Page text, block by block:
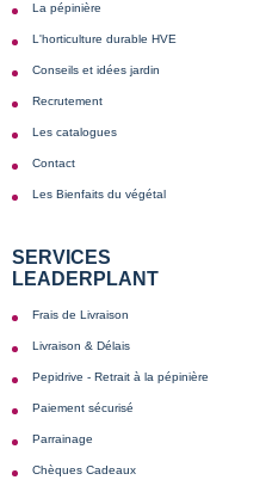
La pépinière
L'horticulture durable HVE
Conseils et idées jardin
Recrutement
Les catalogues
Contact
Les Bienfaits du végétal
SERVICES
LEADERPLANT
Frais de Livraison
Livraison & Délais
Pepidrive - Retrait à la pépinière
Paiement sécurisé
Parrainage
Chèques Cadeaux